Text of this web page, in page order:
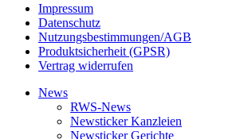
Impressum
Datenschutz
Nutzungsbestimmungen/AGB
Produktsicherheit (GPSR)
Vertrag widerrufen
News
RWS-News
Newsticker Kanzleien
Newsticker Gerichte